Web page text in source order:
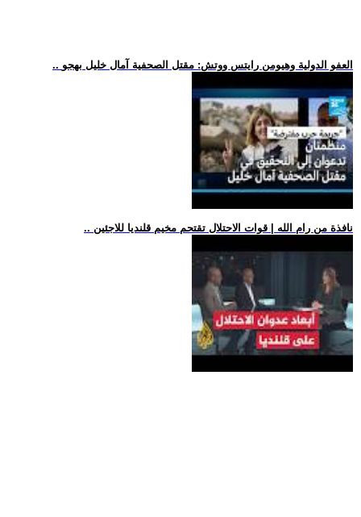
.. العفو الدولية وهيومن رايتس ووتش: مقتل الصحفية آمال خليل بهجو
.. نافذة من رام الله | قوات الاحتلال تقتحم مخيم قلنديا للاجئين